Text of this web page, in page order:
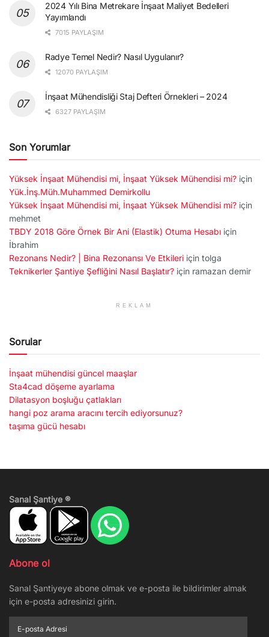
2024 Yılı Bina Metrekare İnşaat Maliyet Bedelleri
Yayımlandı
7015 PAYLAŞIM
Radye Temel Nedir? Nasıl Uygulanır?
12070 PAYLAŞIM
İnşaat Mühendisliği Staj Defteri Örnekleri – 2024
6327 PAYLAŞIM
Son Yorumlar
Yüksek İnşaat Mühendisi mi, İnşaat Yüksek Mühendisi mi? için
Yük.İnş.Müh.Muhammed Demirkollu
Yüksek İnşaat Mühendisi mi, İnşaat Yüksek Mühendisi mi? için
mehmet
TBDY 2018 Göre Örnek Bir Ani (Elastik) Otuma Hesabı için
İbrahim
Rezonans Nedir? | Bina Rezonansı Ve Etkileri için tolga
Teknikerler Şantiye Şefliğini Nasıl Başlatır? için ramazan demir
REKLAM
Sorular
İnşaat mühendisi güncel maaşlar
Sta4cad döşeme ayarlama
Dilatasyon boşluğu çatlakları
hangi poz arama aracını tercih ediyorsunuz?
taşıma gücü hesabı
Sanal Şantiye ®
Abone ol
Sanal Şantiyeye abone olmak ve e-posta ile bildirimler almak
için e-posta adresinizi girin.